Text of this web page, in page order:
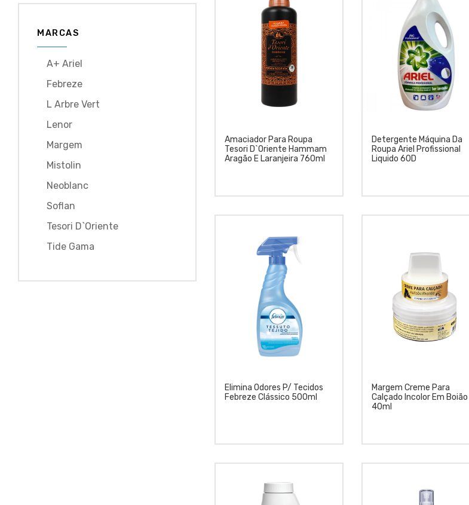
Amaciador Para Roupa
Tesori D`Oriente Hammam
Aragão E Laranjeira 760ml
Detergente Máquina Da
Roupa Ariel Profissional
Liquido 60D
Elimina Odores P/ Tecidos
Febreze Clássico 500ml
Margem Creme Para
Calçado Incolor Em Boião
40ml
MARCAS
A+ Ariel
Febreze
L Arbre Vert
Lenor
Margem
Mistolin
Neoblanc
Soflan
Tesori D`oriente
Tide Gama